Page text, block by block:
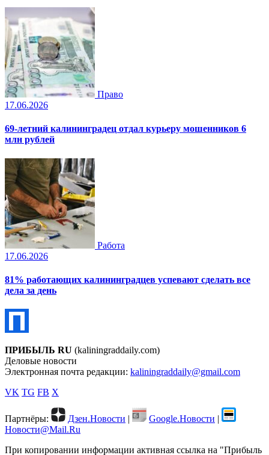
Право
17.06.2026
69-летний калининградец отдал курьеру мошенников 6
млн рублей
Работа
17.06.2026
81% работающих калининградцев успевают сделать все
дела за день
ПРИБЫЛЬ RU (kaliningraddaily.com)
Деловые новости
Электронная почта редакции: kaliningraddaily@gmail.com
VK TG FB X
Партнёры: Дзен.Новости | Google.Новости |
Новости@Mail.Ru
При копировании информации активная ссылка на "Прибыль